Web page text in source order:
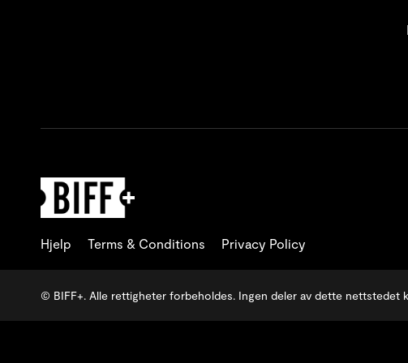
Hjelp Terms & Conditions Privacy Policy
© BIFF+. Alle rettigheter forbeholdes. Ingen deler av dette nettstedet